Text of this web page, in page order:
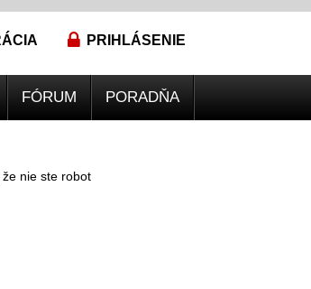
PRIHLÁSENIE
FÓRUM PORADŇA
nie ste robot